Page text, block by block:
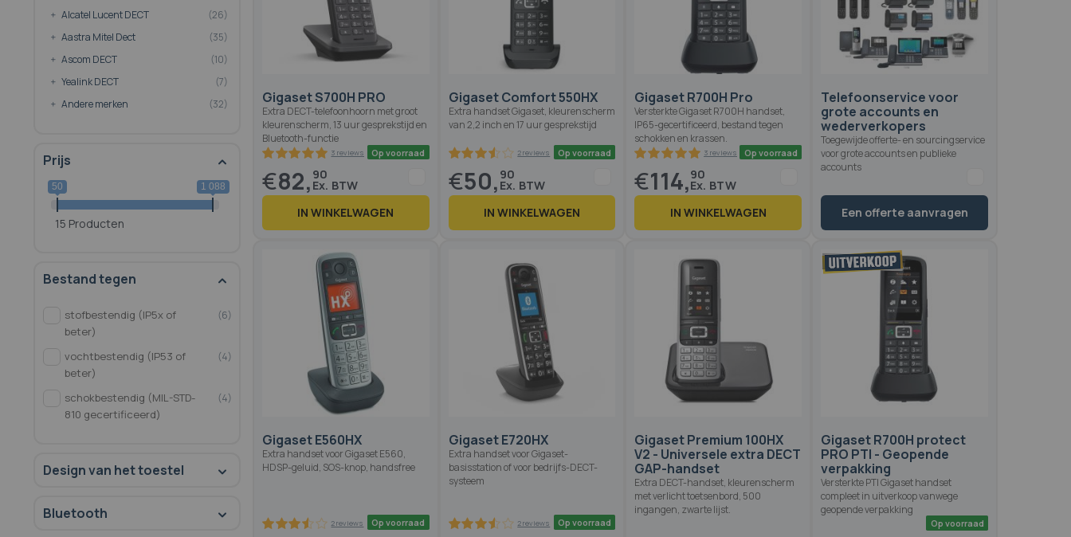
Gigaset S700H PRO
Extra DECT-telefoonhoorn met groot
kleurenscherm, 13 uur gesprekstijd en
Bluetooth-functie
3 reviews Op voorraad
€82, 90
IN WINKELWAGEN
Gigaset Comfort 550HX
Extra handset Gigaset, kleurenscherm
van 2,2 inch en 17 uur gesprekstijd
2 reviews Op voorraad
€50, 90
IN WINKELWAGEN
Gigaset R700H Pro
Versterkte Gigaset R700H handset,
IP65-gecertificeerd, bestand tegen
schokken en krassen.
3 reviews Op voorraad
€114,90
IN WINKELWAGEN
Telefoonservice voor
grote accounts en
wederverkopers
Toegewijde offerte- en sourcingservice
voor grote accounts en publieke
accounts
Een offerte aanvragen
Gigaset E560HX
Extra handset voor Gigaset E560,
HDSP-geluid, SOS-knop, handsfree
Gigaset E720HX
Extra handset voor Gigaset-
basisstation of voor bedrijfs-DECT-
systeem
Gigaset Premium 100HX
V2 - Universele extra DECT
GAP-handset
Extra DECT-handset, kleurenscherm
met verlicht toetsenbord, 500
ingangen, zwarte lijst.
Gigaset R700H protect
PRO PTI - Geopende
verpakking
Versterkte PTI Gigaset handset
compleet in uitverkoop vanwege
geopende verpakking
Alcatel Lucent DECT
26
Aastra Mitel Dect
35
Ascom DECT
10
Yealink DECT
7
Andere merken
32
Prijs
50 1 088
15 Producten
Bestand tegen
stofbestendig (IP5x of
beter)
6
vochtbestendig (IP53 of
beter)
4
schokbestendig (MIL-STD-
810 gecertificeerd)
4
Design van het toestel
Bluetooth